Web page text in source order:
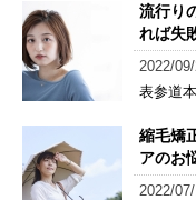
流行り
れば失
2022/
表参道
縮毛矯
アのお
2022/